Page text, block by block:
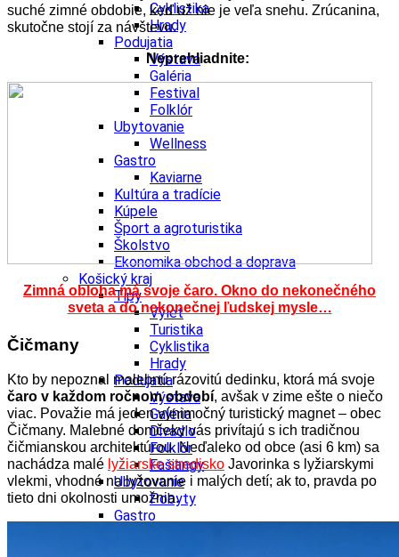
Cyklistika
Hrady
Podujatia
Výstava
Galéria
Festival
Folklór
Ubytovanie
Wellness
Gastro
Kaviarne
Kultúra a tradície
Kúpele
Šport a agroturistika
Školstvo
Ekonomika obchod a doprava
Košický kraj
Tipy
Výlet
Turistika
Cyklistika
Hrady
Podujatia
Výstava
Galéria
Divadlo
Folklór
Fašiangy
Ubytovanie
Pobyty
Gastro
suché zimné obdobie, keď už nie je veľa snehu. Zrúcanina,
skutočne stojí za návštevu.
Neprehliadnite:
Zimná obloha má svoje čaro. Okno do nekonečného
sveta a do nekonečnej ľudskej mysle…
Čičmany
Kto by nepoznal malebnú rázovitú dedinku, ktorá má svoje
čaro v každom ročnom období, avšak v zime ešte o niečo
viac. Považie má jeden výnimočný turistický magnet – obec
Čičmany. Malebné domčeky vás privítajú s ich tradičnou
čičmianskou architektúrou. Neďaleko od obce (asi 6 km) sa
nachádza malé lyžiarske stredisko Javorinka s lyžiarskymi
vlekmi, vhodné na lyžovanie i malých detí; ak to, pravda po
tieto dni okolnosti umožnia.